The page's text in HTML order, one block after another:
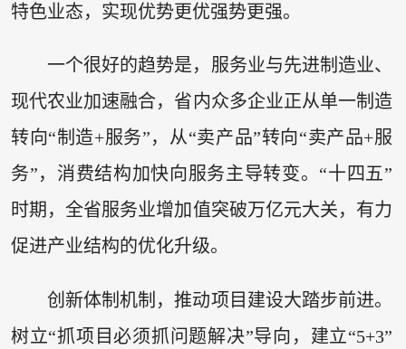
特色业态，实现优势更优强势更强。
一个很好的趋势是，服务业与先进制造业、
现代农业加速融合，省内众多企业正从单一制造
转向“制造+服务”，从“卖产品”转向“卖产品+服
务”，消费结构加快向服务主导转变。“十四五”
时期，全省服务业增加值突破万亿元大关，有力
促进产业结构的优化升级。
创新体制机制，推动项目建设大踏步前进。
树立“抓项目必须抓问题解决”导向，建立“5+3”